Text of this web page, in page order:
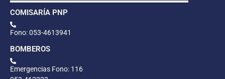
COMISARÍA PNP
Fono: 053-4613941
BOMBEROS
Emergencias Fono: 116